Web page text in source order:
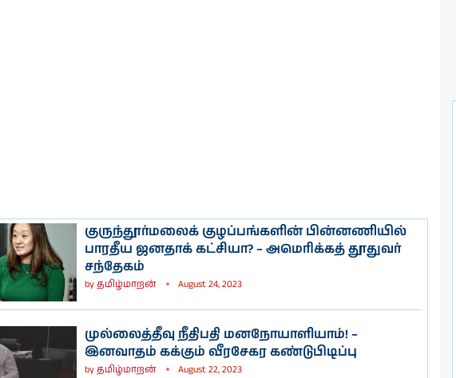
குருந்தூர்மலைக் குழப்பங்களின் பின்னணியில்
பாரதீய ஜனதாக் கட்சியா? – அமெரிக்கத் தூதுவர்
சந்தேகம்
byதமிழ்மாறன் August 24, 2023
முல்லைத்தீவு நீதிபதி மனநோயாளியாம்! –
இனவாதம் கக்கும் வீரசேகர கண்டுபிடிப்பு
byதமிழ்மாறன் August 22, 2023